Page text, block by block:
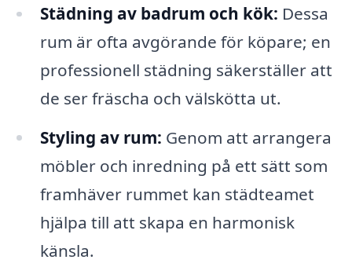
Städning av badrum och kök: Dessa
rum är ofta avgörande för köpare; en
professionell städning säkerställer att
de ser fräscha och välskötta ut.
Styling av rum: Genom att arrangera
möbler och inredning på ett sätt som
framhäver rummet kan städteamet
hjälpa till att skapa en harmonisk
känsla.